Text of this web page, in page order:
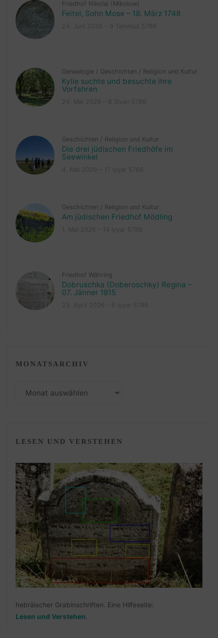
Friedhof Nikolai (Mikolow)
Feitel, Sohn Mose – 18. März 1748
Genealogie / Geschichten / Religion und Kultur
Kylie suchte und besuchte ihre
Vorfahren
Geschichten / Religion und Kultur
Die drei jüdischen Friedhöfe im
Seewinkel
Geschichten / Religion und Kultur
Am jüdischen Friedhof Mödling
Friedhof Währing
Dobruschka (Doberoschky) Regina –
07. Jänner 1815
MONATSARCHIV
LESEN UND VERSTEHEN
hebräischer Grabinschriften. Eine Hilfeseite:
Lesen und Verstehen.